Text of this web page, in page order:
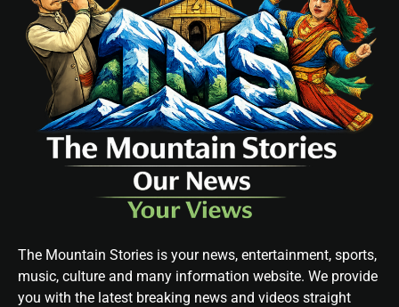
The Mountain Stories is your news, entertainment, sports,
music, culture and many information website. We provide
you with the latest breaking news and videos straight